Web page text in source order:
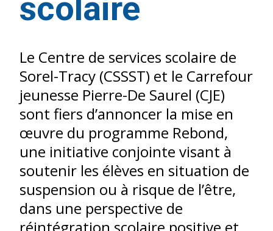
scolaire
Le Centre de services scolaire de
Sorel-Tracy (CSSST) et le Carrefour
jeunesse Pierre-De Saurel (CJE)
sont fiers d’annoncer la mise en
œuvre du programme Rebond,
une initiative conjointe visant à
soutenir les élèves en situation de
suspension ou à risque de l’être,
dans une perspective de